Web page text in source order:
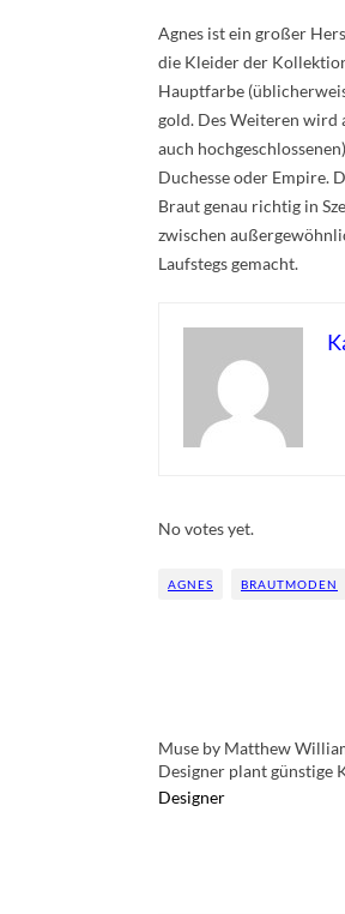
Agnes ist ein großer
die Kleider der
Hauptfarbe
gold. Des Weiteren wird
auch
Duchesse oder Empire.
Braut genau richtig in
zwischen
Laufstegs gemacht.
No votes yet.
AGNES BRAUTMODEN
Muse by Matthew
Designer plant günstige
Designer